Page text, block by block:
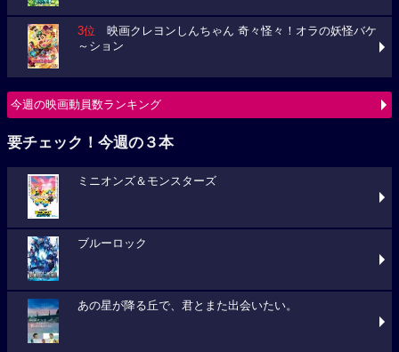
3位 映画クレヨンしんちゃん 奇々怪々！オラの妖怪バケ
～ション
今週の映画動員数ランキング
要チェック！今週の３本
ミニオンズ＆モンスターズ
ブルーロック
あの星が降る丘で、君とまた出会いたい。